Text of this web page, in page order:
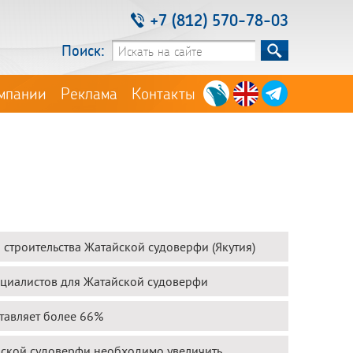
+7 (812) 570-78-03
Поиск:
Реклама Контакты
Жатайской судоверфи (Якутия)
для Жатайской судоверфи
более 66%